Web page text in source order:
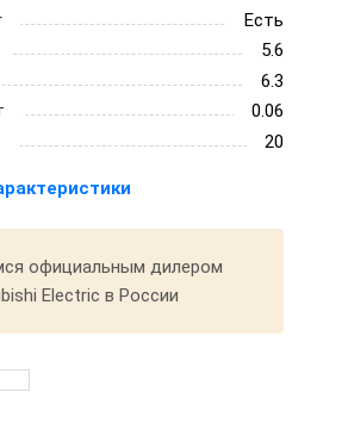
Есть
5.6
6.3
0.06
20
официальным дилером
Electric в России